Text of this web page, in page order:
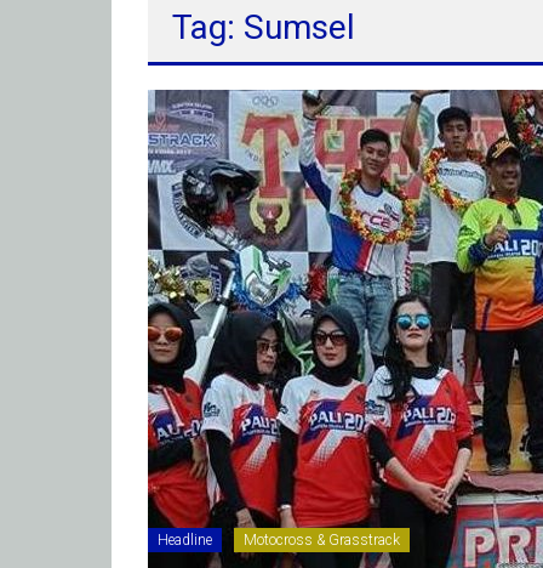
Tag: Sumsel
Headline Motocross & Grasstrack